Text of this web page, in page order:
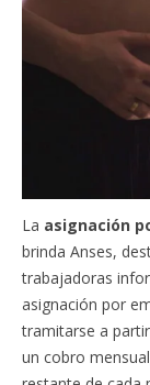
La asignación
brinda Anses,
trabajadoras
asignación por
tramitarse a
un cobro